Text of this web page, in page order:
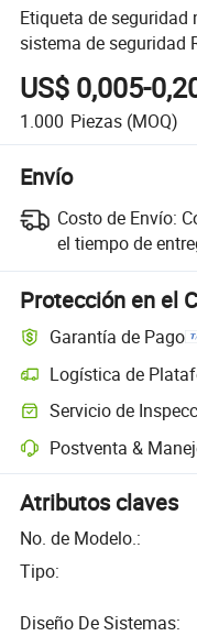
Etiqueta de seguridad
sistema de seguridad
sin pin etiquetas
US$ 0,005-
1.000 Piezas (MOQ)
Envío
Costo de Envío:
el tiempo de
Protección en el
Garantía de Pago
Logística de
Servicio de
Postventa &
Atributos claves
No. de Modelo.:
Tipo:
Diseño De Sistemas: